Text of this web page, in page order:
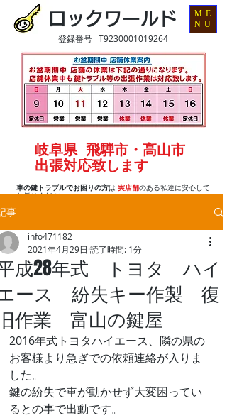
ロックワールド
車の鍵トラブルでお困りの方は 実店舗のある私達に安心して
お任せください
岐阜県 飛騨市・高山市
出張対応致します
登録番号 T9230001019264
ME
NU
事
成28年式 トヨタ ハイ
ース 紛失キー作製 復
作業 富山の鍵屋
info471182
2021年4月29日 読了時間: 1分
2016年式トヨタハイエース、隣の県の
お客様より急ぎでの依頼連絡が入りま
した。
鍵の紛失で車が動かせず大変困ってい
るとの事で出動です。